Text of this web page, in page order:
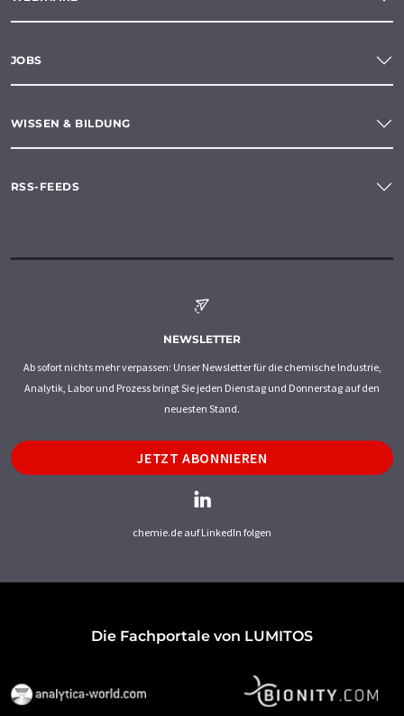
JOBS
WISSEN & BILDUNG
RSS-FEEDS
NEWSLETTER
Ab sofort nichts mehr verpassen: Unser Newsletter für die chemische Industrie,
Analytik, Labor und Prozess bringt Sie jeden Dienstag und Donnerstag auf den
neuesten Stand.
JETZT ABONNIEREN
chemie.de auf LinkedIn folgen
Die Fachportale von LUMITOS